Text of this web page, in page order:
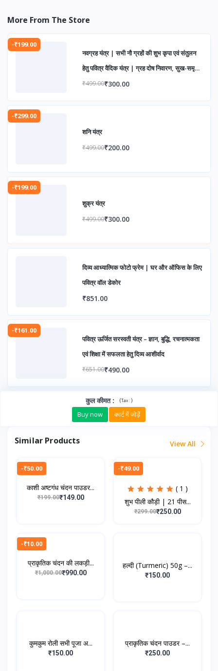
More From The Store
-₹199.00
नवग्रह यंत्र | सभी नौ ग्रहों की शुभ कृपा एवं संतुलन
हेतु पवित्र वैदिक यंत्र | ग्रह दोष निवारण, सुख-समृद्धि
एवं आध्यात्मिक उन्नति के लिए
₹499.00₹300.00
-₹299.00
शनि यंत्र
₹499.00₹200.00
-₹199.00
शुक्र यंत्र
₹499.00₹300.00
दिव्य आध्यात्मिक फोटो फ्रेम | घर और ऑफिस के लिए
पवित्र वॉल डेकोर
₹851.00
-₹161.00
पवित्र ऊर्जित सरस्वती यंत्र – ज्ञान, बुद्धि, रचनात्मकता
एवं शिक्षा में सफलता हेतु दिव्य आशीर्वाद
₹651.00₹490.00
कुल कीमत: (Tax :)
Buy now कार्ट में जोड़ें
Similar Products View All
-₹50.00
काशी अष्टगंध चंदन पाउडर...
₹199.00₹149.00
-₹49.00
( 1 )
शुभ पीली कौड़ी | 21 पीस...
₹299.00₹250.00
-₹10.00
प्राकृतिक चंदन की लकड़ी...
₹1,000.00₹990.00
हल्दी (Turmeric) 50g –...
₹150.00
कुमकुम रोली सभी पूजा अ...
₹150.00
प्राकृतिक चंदन पाउडर –...
₹250.00